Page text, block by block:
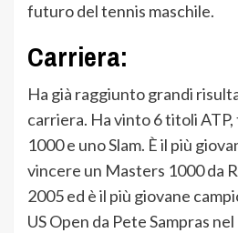
futuro del tennis maschile.
Carriera:
Ha già raggiunto grandi
carriera. Ha vinto 6 titoli
1000 e uno Slam. È il più
vincere un Masters 1000 da
2005 ed è il più giovane
US Open da Pete Sampras